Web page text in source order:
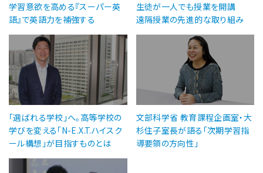
学習意欲を高める『スーパー英
語』で英語力を補強する
生徒が一人でも授業を開講
遠隔授業の先進的な取り組み
「選ばれる学校」へ。高等学校の
学びを変える「N-E.X.T.ハイスク
ール構想」が目指すものとは
文部科学省 教育課程企画室・大
杉住子室長が語る「次期学習指
導要領の方向性」